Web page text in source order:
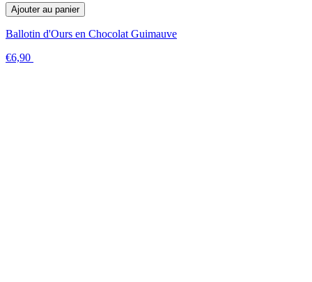
Ajouter au panier
Ballotin d'Ours en Chocolat Guimauve
€6,90